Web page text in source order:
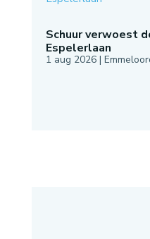
Schuur verwoest
Espelerlaan
1 aug 2026|